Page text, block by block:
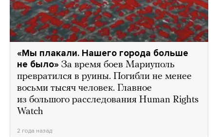
«Мы плакали. Нашего города больше
не было» За время боев Мариуполь
превратился в руины. Погибли не менее
восьми тысяч человек. Главное
из большого расследования Human Rights
Watch
2 года назад